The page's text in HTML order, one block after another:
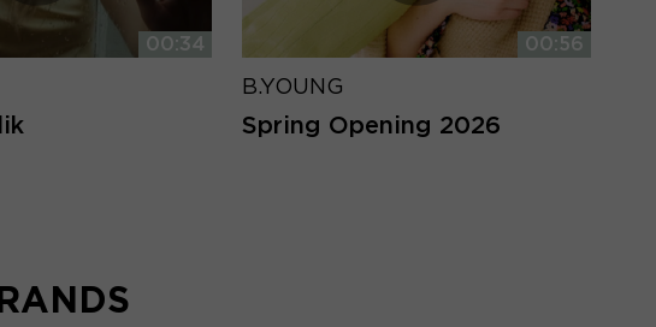
00:34 00:56
B.YOUNG
Spring Opening 2026